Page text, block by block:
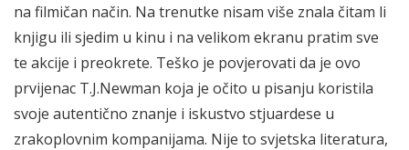
na filmičan način. Na trenutke nisam više znala čitam li
knjigu ili sjedim u kinu i na velikom ekranu pratim sve
te akcije i preokrete. Teško je povjerovati da je ovo
prvijenac T.J.Newman koja je očito u pisanju koristila
svoje autentično znanje i iskustvo stjuardese u
zrakoplovnim kompanijama. Nije to svjetska literatura,